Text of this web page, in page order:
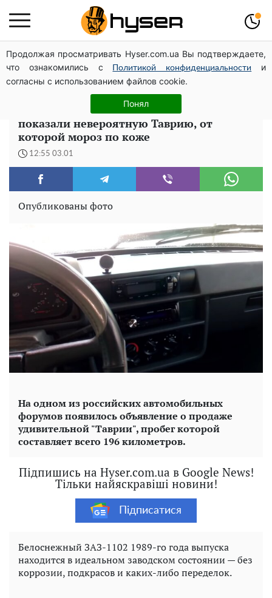
Продолжая просматривать Hyser.com.ua Вы подтверждаете,
что ознакомились с
Политикой конфиденциальности
и
согласны с использованием файлов cookie.
Понял
Дрони із націнкою: Олександр Конотопський вивів
мільйони оборонного бюджету через фіктивну фірму в
Естонії
Малышка, холодная как ледышка: в сети
показали невероятную Таврию, от
которой мороз по коже
12:55 03.01
Опубликованы фото
На одном из российских автомобильных
форумов появилось объявление о продаже
удивительной "Таврии", пробег которой
составляет всего 196 километров.
Підпишись на Hyser.com.ua в Google News!
Тільки найяскравіші новини!
Підписатися
Белоснежный ЗАЗ-1102 1989-го года выпуска
находится в идеальном заводском состоянии — без
коррозии, подкрасов и каких-либо переделок.